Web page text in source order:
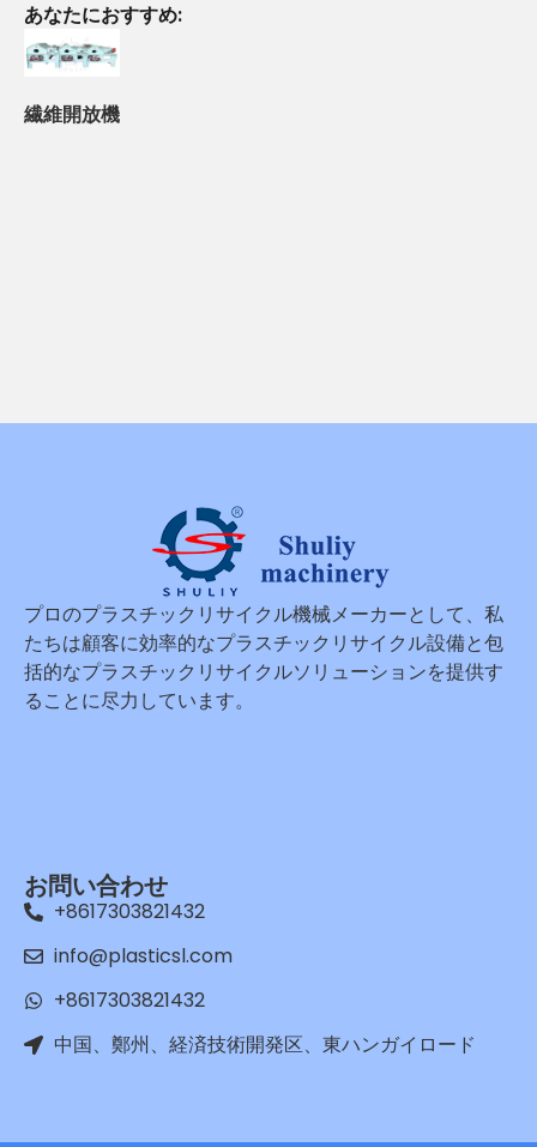
あなたにおすすめ:
繊維開放機
プロのプラスチックリサイクル機械メーカーとして、私
たちは顧客に効率的なプラスチックリサイクル設備と包
括的なプラスチックリサイクルソリューションを提供す
ることに尽力しています。
お問い合わせ
+8617303821432
info@plasticsl.com
+8617303821432
中国、鄭州、経済技術開発区、東ハンガイロード